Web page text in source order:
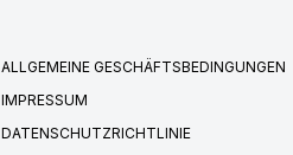
ALLGEMEINE GESCHÄFTSBEDINGUNGEN
IMPRESSUM
DATENSCHUTZRICHTLINIE